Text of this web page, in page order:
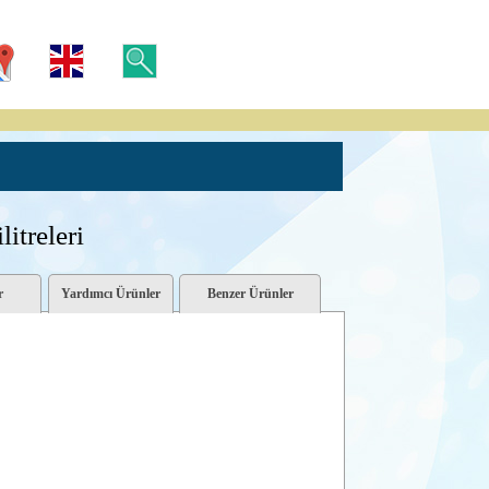
Yardımcı Ürünler Benzer Ürünler